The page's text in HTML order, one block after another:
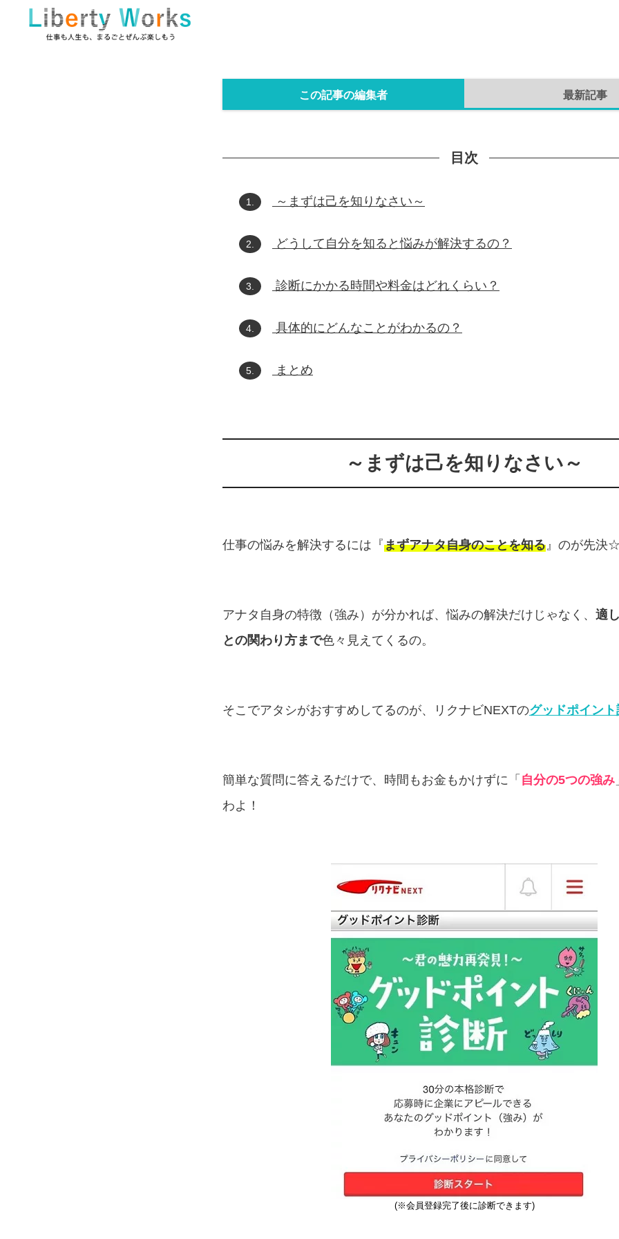
この記事の編集者 最新記事
目次
1. ～まずは己を知りなさい～
2. どうして自分を知ると悩みが解決するの？
3. 診断にかかる時間や料金はどれくらい？
4. 具体的にどんなことがわかるの？
5. まとめ
～まずは己を知りなさい～
仕事の悩みを解決するには『まずアナタ自身のことを知る』のが先決☆
アナタ自身の特徴（強み）が分かれば、悩みの解決だけじゃなく、 適
との関わり方まで色々見えてくるの。
そこでアタシがおすすめしてるのが、リクナビNEXTのグッドポイン
簡単な質問に答えるだけで、時間もお金もかけずに「 自分の5つの強み
わよ！
(※会員登録完了後に診断できます)